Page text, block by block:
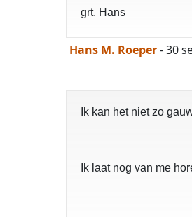
grt. Hans
Hans M. Roeper- 30
Ik kan het niet zo
Ik laat nog van me